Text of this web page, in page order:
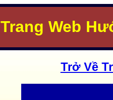
Trang Web
Trở Về